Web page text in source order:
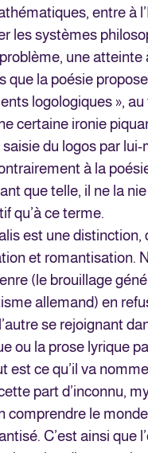
entre à
les systèmes
une atteinte
que la poésie
logologiques »,
certaine ironie
du logos par
à la
que telle, il ne la
qu’à ce terme.
est une distinction,
et romantisation.
(le brouillage
allemand) en
se rejoignant
ou la prose lyrique
est ce qu’il va
part d’inconnu,
comprendre le
C’est ainsi que